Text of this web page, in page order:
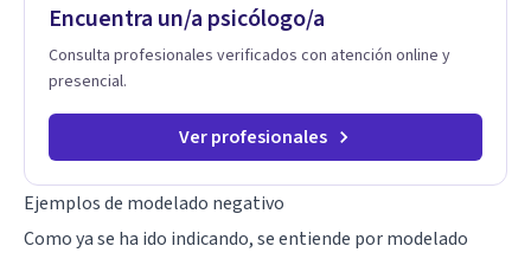
Encuentra un/a psicólogo/a
Consulta profesionales verificados con atención online y
presencial.
Ver profesionales
Ejemplos de modelado negativo
Como ya se ha ido indicando, se entiende por modelado